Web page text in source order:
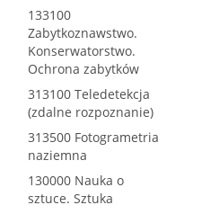
133100
Zabytkoznawstwo.
Konserwatorstwo.
Ochrona zabytków
313100 Teledetekcja
(zdalne rozpoznanie)
313500 Fotogrametria
naziemna
130000 Nauka o
sztuce. Sztuka